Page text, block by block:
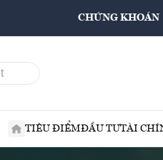
CHỨNG KHOÁN
TIÊU ĐIỂMĐẦU TƯTÀI